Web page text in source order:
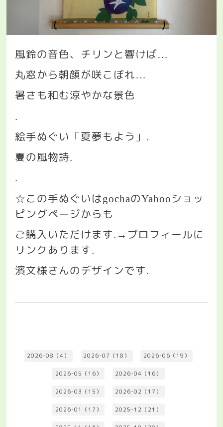
風鈴の音色、チリンと響けば…
丸窓から朝顔が咲こぼれ…
暑さも和む涼やかな景色
.
絵手ぬぐい「夏夢もよう」 .
夏の風物詩.
.
☆この手ぬぐいはgochaのYahoo ショッ
ピングページからも
ご購入いただけます.→ プロフィールに
リンクあります.
濱文様さんのデザインです.
2026-08（4） 2026-07（18） 2026-06（19）
2026-05（16） 2026-04（16）
2026-03（15） 2026-02（17）
2026-01（17） 2025-12（21）